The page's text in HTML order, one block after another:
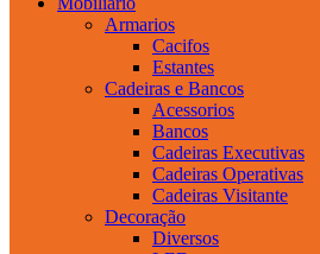
Armarios
Cacifos
Estantes
Cadeiras e Bancos
Acessorios
Bancos
Cadeiras Executivas
Cadeiras Operativas
Cadeiras Visitante
Decoração
Diversos